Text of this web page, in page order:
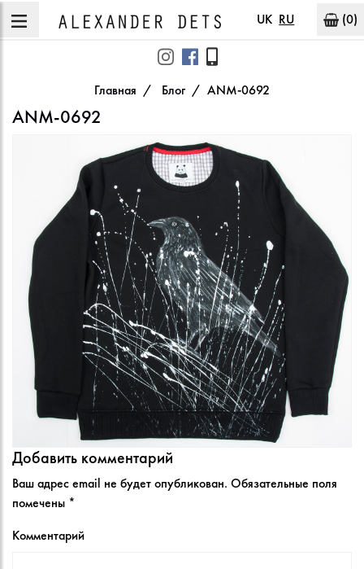
UK RU (0)
Главная Блог ANM-0692
ANM-0692
Добавить комментарий
Ваш адрес email не будет опубликован. Обязательные поля
помечены *
Комментарий